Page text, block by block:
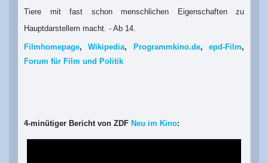
Tiere mit fast schon menschlichen Eigenschaften zu
Hauptdarstellern macht. - Ab 14.
Filmhomepage,Wikipedia, Programmkino.de,epd-Film,
Forum für Film und Politik
4-minütiger Bericht von ZDF Neu im Kino: